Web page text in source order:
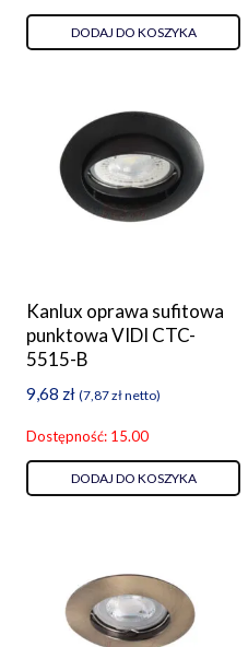
DODAJ DO KOSZYKA
Kanlux oprawa sufitowa
punktowa VIDI CTC-
5515-B
9,68 zł (7,87złnetto)
Dostępność: 15.00
DODAJ DO KOSZYKA